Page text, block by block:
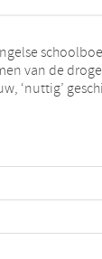
van de
‘nuttig’